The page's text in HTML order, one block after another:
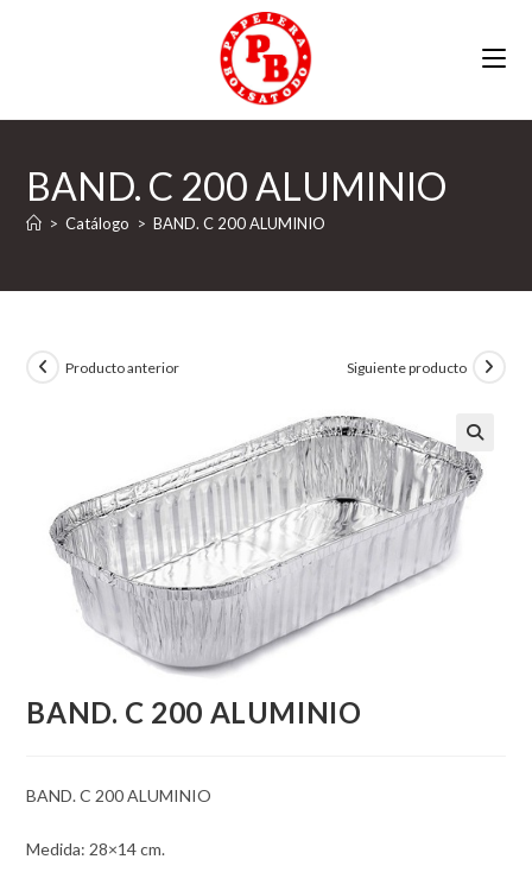
BAND. C 200 ALUMINIO
> Catálogo > BAND. C 200 ALUMINIO
Producto anterior Siguiente producto
BAND. C 200 ALUMINIO
BAND. C 200 ALUMINIO
Medida: 28×14 cm.